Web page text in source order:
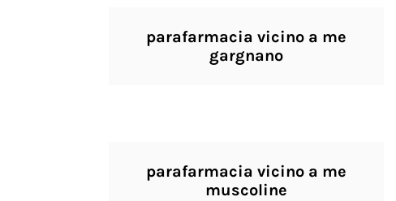
parafarmacia vicino a me
gargnano
parafarmacia vicino a me
muscoline